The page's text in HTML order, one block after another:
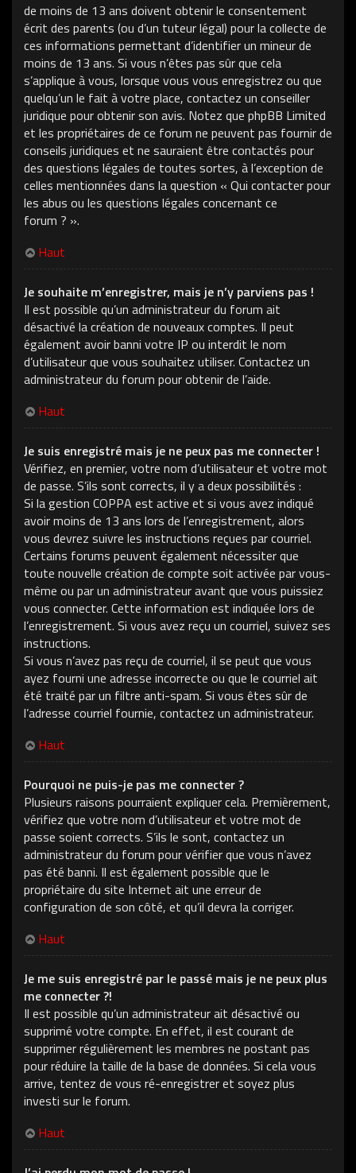
de moins de 13 ans doivent obtenir le consentement
écrit des parents (ou d’un tuteur légal) pour la collecte de
ces informations permettant d’identifier un mineur de
moins de 13 ans. Si vous n’êtes pas sûr que cela
s’applique à vous, lorsque vous vous enregistrez ou que
quelqu’un le fait à votre place, contactez un conseiller
juridique pour obtenir son avis. Notez que phpBB Limited
et les propriétaires de ce forum ne peuvent pas fournir de
conseils juridiques et ne sauraient être contactés pour
des questions légales de toutes sortes, à l’exception de
celles mentionnées dans la question « Qui contacter pour
les abus ou les questions légales concernant ce
forum ? ».
Haut
Je souhaite m’enregistrer, mais je n’y parviens pas !
Il est possible qu’un administrateur du forum ait
désactivé la création de nouveaux comptes. Il peut
également avoir banni votre IP ou interdit le nom
d’utilisateur que vous souhaitez utiliser. Contactez un
administrateur du forum pour obtenir de l’aide.
Haut
Je suis enregistré mais je ne peux pas me connecter !
Vérifiez, en premier, votre nom d’utilisateur et votre mot
de passe. S’ils sont corrects, il y a deux possibilités :
Si la gestion COPPA est active et si vous avez indiqué
avoir moins de 13 ans lors de l’enregistrement, alors
vous devrez suivre les instructions reçues par courriel.
Certains forums peuvent également nécessiter que
toute nouvelle création de compte soit activée par vous-
même ou par un administrateur avant que vous puissiez
vous connecter. Cette information est indiquée lors de
l’enregistrement. Si vous avez reçu un courriel, suivez ses
instructions.
Si vous n’avez pas reçu de courriel, il se peut que vous
ayez fourni une adresse incorrecte ou que le courriel ait
été traité par un filtre anti-spam. Si vous êtes sûr de
l’adresse courriel fournie, contactez un administrateur.
Haut
Pourquoi ne puis-je pas me connecter ?
Plusieurs raisons pourraient expliquer cela. Premièrement,
vérifiez que votre nom d’utilisateur et votre mot de
passe soient corrects. S’ils le sont, contactez un
administrateur du forum pour vérifier que vous n’avez
pas été banni. Il est également possible que le
propriétaire du site Internet ait une erreur de
configuration de son côté, et qu’il devra la corriger.
Haut
Je me suis enregistré par le passé mais je ne peux plus
me connecter ?!
Il est possible qu’un administrateur ait désactivé ou
supprimé votre compte. En effet, il est courant de
supprimer régulièrement les membres ne postant pas
pour réduire la taille de la base de données. Si cela vous
arrive, tentez de vous ré-enregistrer et soyez plus
investi sur le forum.
Haut